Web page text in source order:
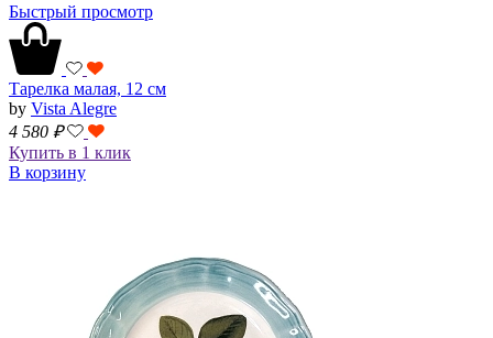
Быстрый просмотр
Тарелка малая, 12 см
by Vista Alegre
4 580 ₽
Купить в 1 клик
В корзину